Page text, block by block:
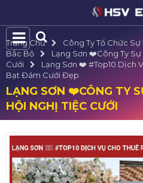
Trang Chủ
Công Ty Tổ Chức
Bắc Bộ
Lạng Sơn ❤️️Công Ty Sự
Cưới
Lạng Sơn ❤️️ #top10 Dịch
Bạt Đám Cưới Đẹp
LẠNG SƠN ❤️️CÔNG TY
HỘI NGHỊ TIỆC CƯỚI